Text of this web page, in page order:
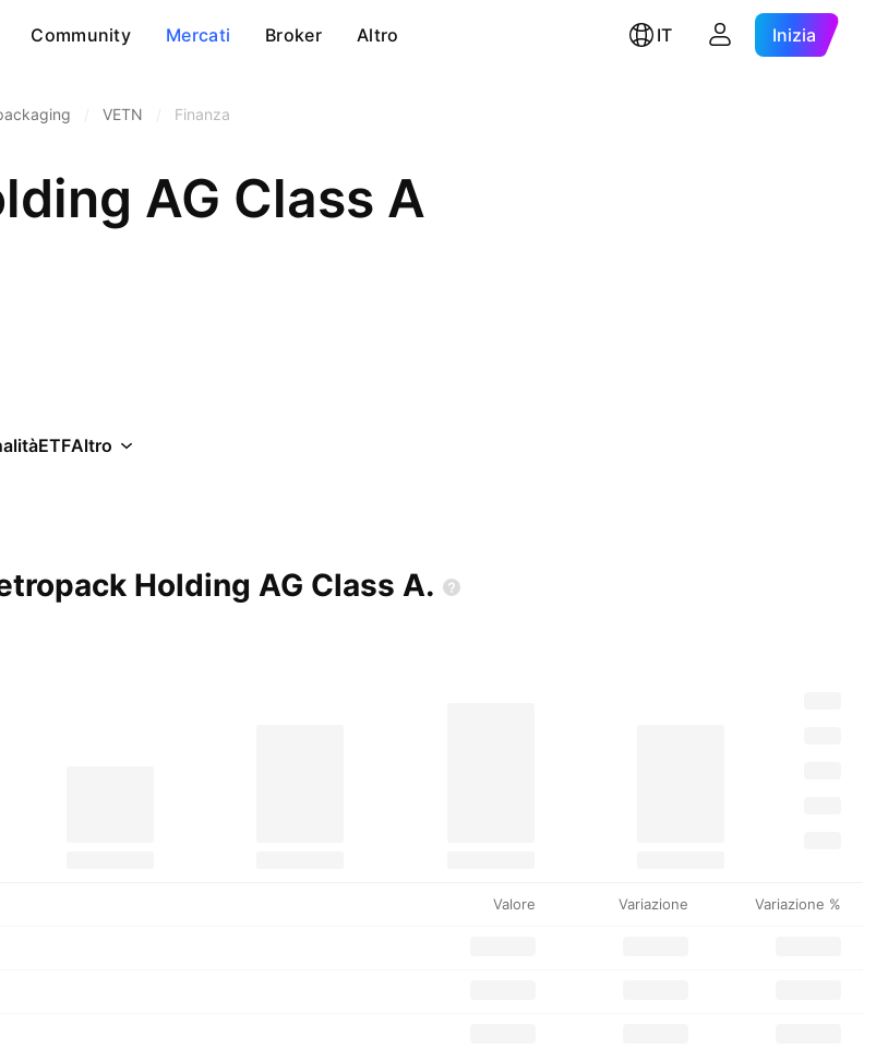
Community Mercati Broker Altro IT Inizia
VETN Finanza
AG Class A
ETFAltro
Holding AG Class A.
Valore Variazione Variazione %